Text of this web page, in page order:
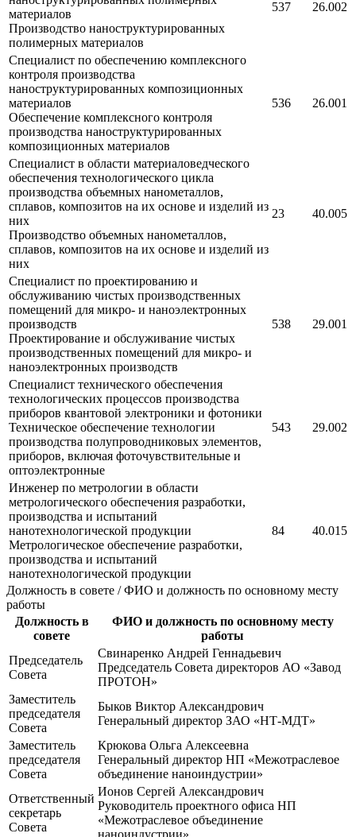
материалов
Производство наноструктурированных
полимерных материалов
537 26.002
Специалист по обеспечению комплексного
контроля производства
наноструктурированных композиционных
материалов
Обеспечение комплексного контроля
производства наноструктурированных
композиционных материалов
536 26.001
Специалист в области материаловедческого
обеспечения технологического цикла
производства объемных нанометаллов,
сплавов, композитов на их основе и изделий из
них
Производство объемных нанометаллов,
сплавов, композитов на их основе и изделий из
них
23 40.005
Специалист по проектированию и
обслуживанию чистых производственных
помещений для микро- и наноэлектронных
производств
Проектирование и обслуживание чистых
производственных помещений для микро- и
наноэлектронных производств
538 29.001
Специалист технического обеспечения
технологических процессов производства
приборов квантовой электроники и фотоники
Техническое обеспечение технологии
производства полупроводниковых элементов,
приборов, включая фоточувствительные и
оптоэлектронные
543 29.002
Инженер по метрологии в области
метрологического обеспечения разработки,
производства и испытаний
нанотехнологической продукции
Метрологическое обеспечение разработки,
производства и испытаний
нанотехнологической продукции
84 40.015
Должность в совете / ФИО и должность по основному месту
работы
Должность в
совете
ФИО и должность по основному месту
работы
Председатель
Совета
Свинаренко Андрей Геннадьевич
Председатель Совета директоров АО «Завод
ПРОТОН»
Заместитель
председателя
Совета
Быков Виктор Александрович
Генеральный директор ЗАО «НТ-МДТ»
Заместитель
председателя
Совета
Крюкова Ольга Алексеевна
Генеральный директор НП «Межотраслевое
объединение наноиндустрии»
Ответственный
секретарь
Совета
Ионов Сергей Александрович
Руководитель проектного офиса НП
«Межотраслевое объединение
наноиндустрии»